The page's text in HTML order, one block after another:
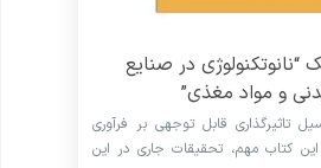
“نانوتکنولوژی در صنایع
و مواد مغذی”
تاثیرگذاری قابل توجهی بر فرآوری
این کتاب مهم، تحقیقات جاری در این